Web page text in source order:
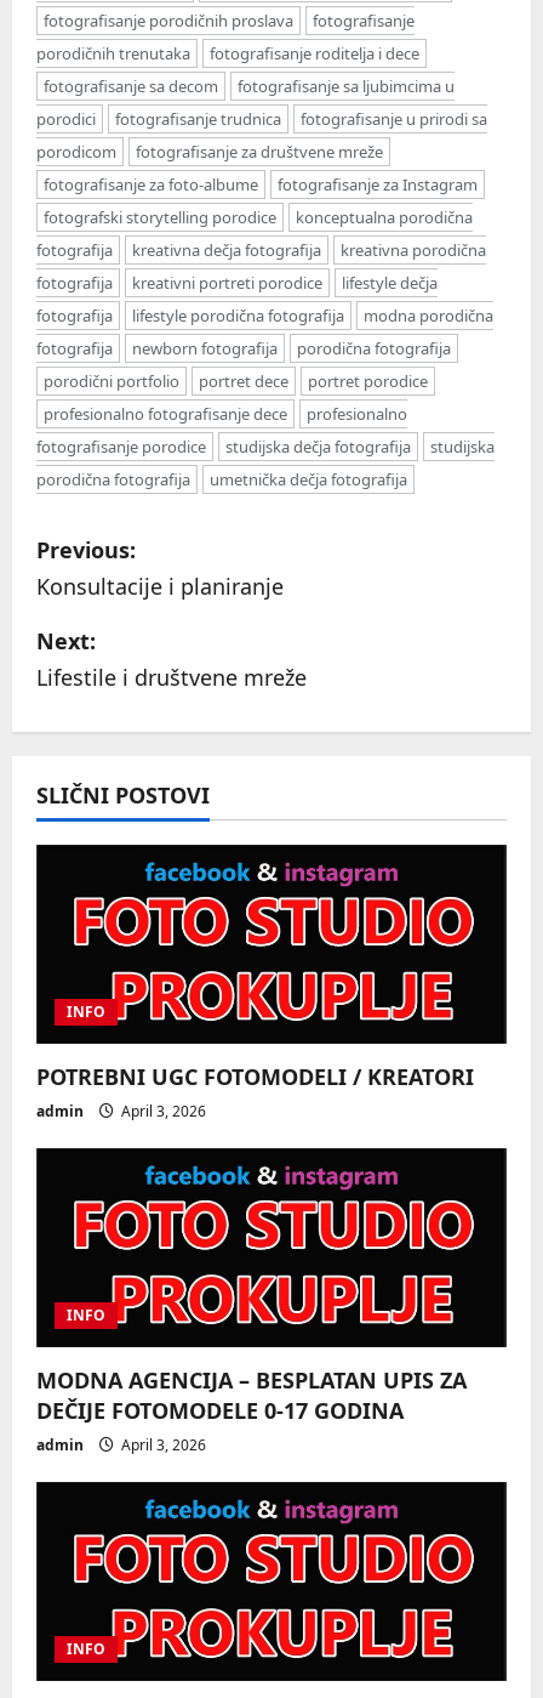
fotografisanje porodičnih proslava
fotografisanje
porodičnih trenutaka
fotografisanje roditelja i dece
fotografisanje sa decom
fotografisanje sa ljubimcima u
porodici
fotografisanje trudnica
fotografisanje u prirodi sa
porodicom
fotografisanje za društvene mreže
fotografisanje za foto-albume
fotografisanje za Instagram
fotografski storytelling porodice
konceptualna porodična
fotografija
kreativna dečja fotografija
kreativna porodična
fotografija
kreativni portreti porodice
lifestyle dečja
fotografija
lifestyle porodična fotografija
modna porodična
fotografija
newborn fotografija
porodična fotografija
porodični portfolio
portret dece
portret porodice
profesionalno fotografisanje dece
profesionalno
fotografisanje porodice
studijska dečja fotografija
studijska
porodična fotografija
umetnička dečja fotografija
P
o
s
t
n
a
v
a
t
i
o
Previous:
Konsultacije i planiranje
Next:
Lifestile i društvene mreže
SLIČNI POSTOVI
INFO
POTREBNI UGC FOTOMODELI / KREATORI
admin April 3, 2026
INFO
MODNA AGENCIJA – BESPLATAN UPIS ZA
DEČIJE FOTOMODELE 0-17 GODINA
admin April 3, 2026
INFO